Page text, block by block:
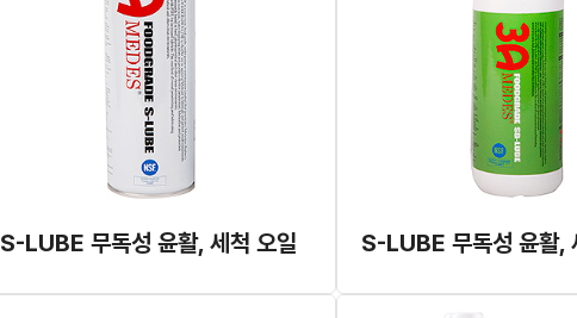
S-LUBE 무독성 윤활, 세척 오일